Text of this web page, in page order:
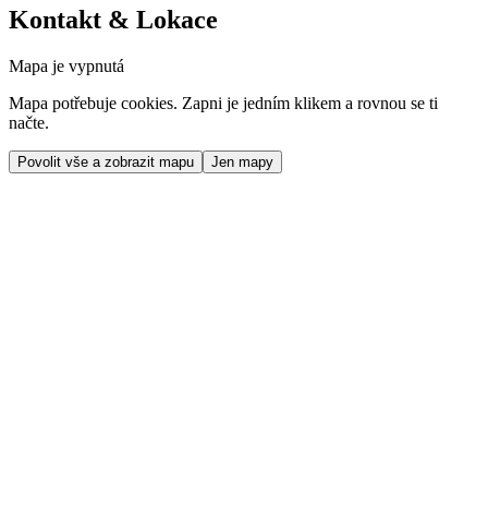
Kontakt & Lokace
Mapa je vypnutá
Mapa potřebuje cookies. Zapni je jedním klikem a rovnou se ti
načte.
Povolit vše a zobrazit mapu Jen mapy